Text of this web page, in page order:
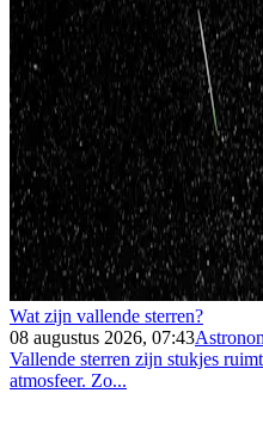
Wat zijn vallende sterren?
08 augustus 2026, 07:43
Vallende sterren zijn stukjes
atmosfeer. Zo...